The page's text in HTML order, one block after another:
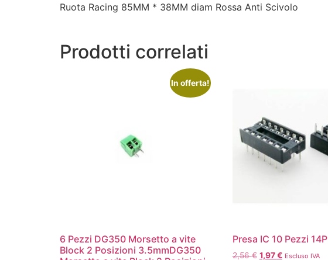
Ruota Racing 85MM * 38MM diam Rossa Anti Scivolo
Prodotti correlati
In offerta!
6 Pezzi DG350 Morsetto a vite
Block 2 Posizioni 3.5mmDG350
Presa IC 10 Pezzi 14P
2,56€ 1,97€ Escluso IVA